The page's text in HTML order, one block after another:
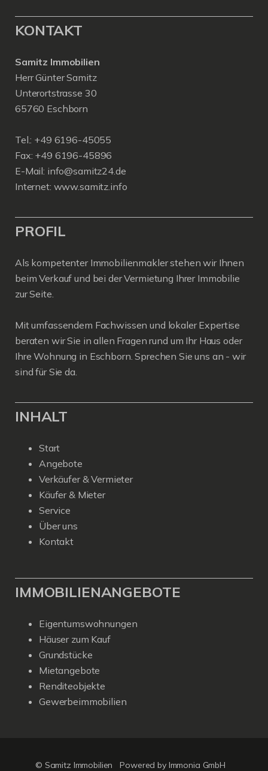
KONTAKT
Samitz Immobilien
Herr Günter Samitz
Unterortstrasse 30
65760 Eschborn
Tel.: +49 6196-45055
Fax: +49 6196-45896
E-Mail: info@samitz24.de
Internet: www.samitz.info
PROFIL
Als kompetenter Immobilienmakler stehen wir Ihnen
beim Verkauf und bei der Vermietung Ihrer Immobilie
zur Seite.
Mit umfassendem Fachwissen und lokaler Expertise
beraten wir Sie in allen Fragen rund um Ihr Haus oder
Ihre Wohnung in Eschborn. Sprechen Sie uns an - wir
sind für Sie da.
INHALT
Start
Angebote
Verkäufer & Vermieter
Käufer & Mieter
Service
Über uns
Kontakt
IMMOBILIENANGEBOTE
Eigentumswohnungen
Häuser zum Kauf
Grundstücke
Mietangebote
Renditeobjekte
Gewerbeimmobilien
© Samitz Immobilien Powered by Immonia GmbH